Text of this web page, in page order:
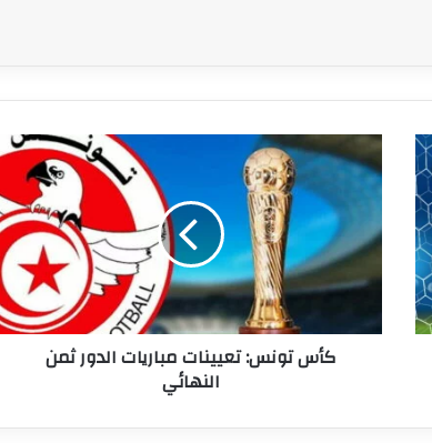
كأس
تونس:
مباريات
الدور
النهائي
كأس تونس: تعيينات مباريات الدور ثمن
النهائي